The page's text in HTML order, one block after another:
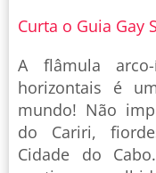
Curta o Guia Gay
A flâmula
horizontais é
mundo! Não
do Cariri,
Cidade do